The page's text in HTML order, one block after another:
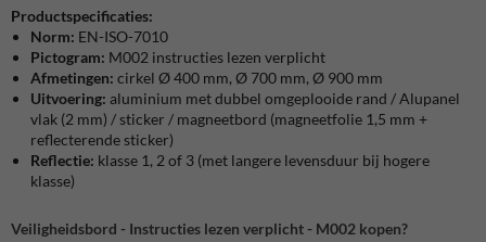
Productspecificaties:
Norm: EN-ISO-7010
Pictogram: M002 instructies lezen verplicht
Afmetingen: cirkel Ø 400 mm, Ø 700 mm, Ø 900 mm
Uitvoering: aluminium met dubbel omgeplooide rand / Alupanel
vlak (2 mm) / sticker / magneetbord (magneetfolie 1,5 mm +
reflecterende sticker)
Reflectie: klasse 1, 2 of 3 (met langere levensduur bij hogere
klasse)
Veiligheidsbord - Instructies lezen verplicht - M002 kopen?